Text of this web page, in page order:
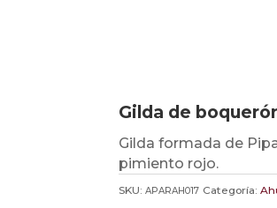
Gilda de
Gilda formada de
pimiento rojo.
SKU:APARAH017 Categoría: